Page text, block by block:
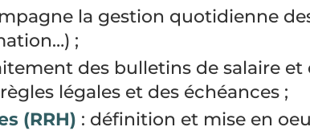
la gestion quotidienne
;
des bulletins de salaire
légales et des échéances ;
(RRH) : définition et mise en